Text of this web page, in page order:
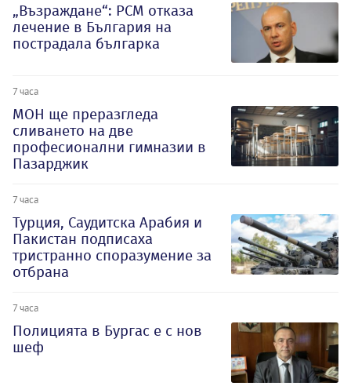
„Възраждане“: РСМ отказа
лечение в България на
пострадала българка
7 часа
МОН ще преразгледа
сливането на две
професионални гимназии в
Пазарджик
7 часа
Турция, Саудитска Арабия и
Пакистан подписаха
тристранно споразумение за
отбрана
7 часа
Полицията в Бургас е с нов
шеф